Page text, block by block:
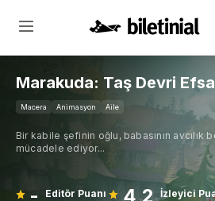
Marakuda: Taş Devri
Macera Animasyon Aile
Bir kabile şefinin oğlu, babasının avcılık
mücadele ediyor...
- Editör Puanı 4,2 İzleyici